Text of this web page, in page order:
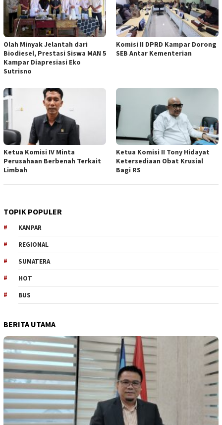
Olah Minyak Jelantah dari
Biodiesel, Prestasi Siswa MAN 5
Kampar Diapresiasi Eko
Sutrisno
Komisi II DPRD Kampar Dorong
SEB Antar Kementerian
Ketua Komisi IV Minta
Perusahaan Berbenah Terkait
Limbah
Ketua Komisi II Tony Hidayat
Ketersediaan Obat Krusial
Bagi RS
TOPIK POPULER
KAMPAR
REGIONAL
SUMATERA
HOT
BUS
BERITA UTAMA